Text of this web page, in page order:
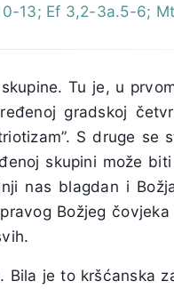
13; Ef 3,2-3a.5-6;
Tu je, u
gradskoj
S druge se
skupini može
nas blagdan i
Božjeg
Bila je to kršćanska